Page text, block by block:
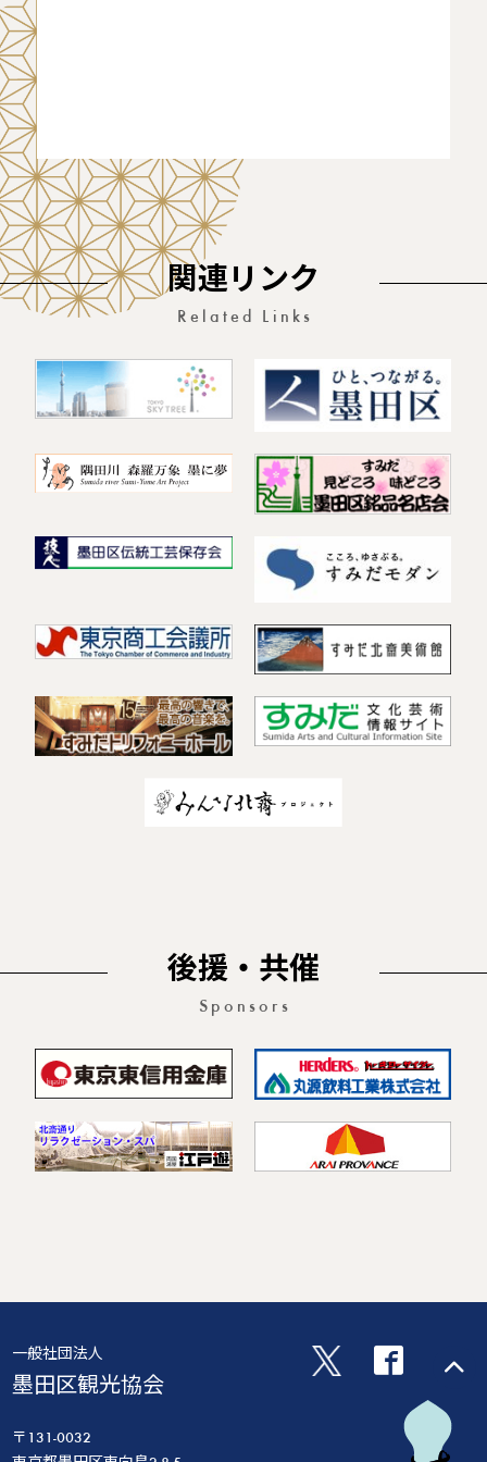
関連リンク
Related Links
後援・共催
Sponsors
一般社団法人
墨田区観光協会
〒131-0032